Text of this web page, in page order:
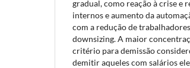
gradual, como reação à crise e
internos e aumento da
com a redução de
downsizing. A maior
critério para demissão
demitir aqueles com salários